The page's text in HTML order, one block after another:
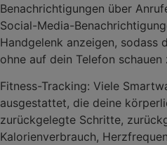
Benachrichtigungen über
Social-Media-
Handgelenk anzeigen, sodass
ohne auf dein Telefon schauen
Fitness-Tracking: Viele
ausgestattet, die deine
zurückgelegte Schritte,
Kalorienverbrauch,